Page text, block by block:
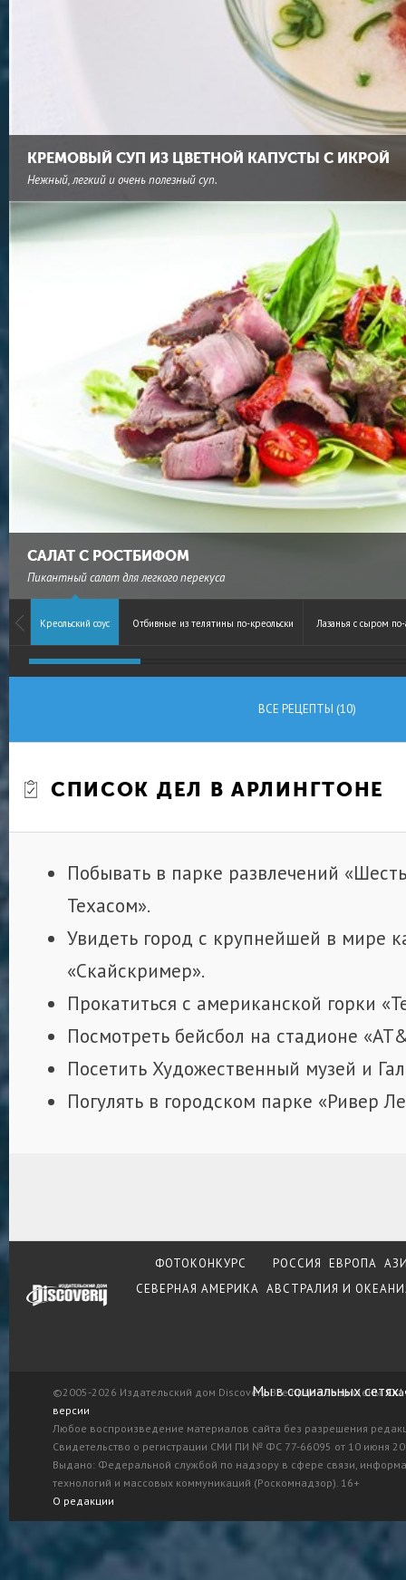
КРЕМОВЫЙ СУП ИЗ ЦВЕТНОЙ КАПУСТЫ С ИКРОЙ
Нежный, легкий и очень полезный суп.
САЛАТ С РОСТБИФОМ
Пикантный салат для легкого перекуса
Креольский соус Отбивные из телятины по-креольски Лазанья с сыром
ВСЕ РЕЦЕПТЫ (10)
СПИСОК ДЕЛ В АРЛИНГТОНЕ
Побывать в парке развлечений
Техасом».
Увидеть город с крупнейшей в мире
«Скайскример».
Прокатиться с американской горки
Посмотреть бейсбол на стадионе
Посетить Художественный музей и
Погулять в городском парке «Ривер
ФОТОКОНКУРС РОССИЯ ЕВРОПА
СЕВЕРНАЯ АМЕРИКА АВСТРАЛИЯ И
©2005-2026 Издательский дом Discovery. Все права защищены.
версии
Любое воспроизведение материалов сайта без разрешения
Свидетельство о регистрации СМИ ПИ № ФС 77-66095 от 10 июня
Выдано: Федеральной службой по надзору в сфере связи,
технологий и массовых коммуникаций (Роскомнадзор). 16+
О редакции
Мы в социальных сетях: